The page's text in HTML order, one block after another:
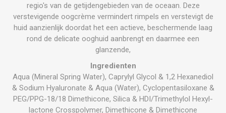
regio's van de getijdengebieden van de oceaan. Deze
verstevigende oogcrème vermindert rimpels en verstevigt de
huid aanzienlijk doordat het een actieve, beschermende laag
rond de delicate ooghuid aanbrengt en daarmee een
glanzende,
Ingredienten
Aqua (Mineral Spring Water), Caprylyl Glycol & 1,2 Hexanediol
& Sodium Hyaluronate & Aqua (Water), Cyclopentasiloxane &
PEG/PPG-18/18 Dimethicone, Silica & HDI/Trimethylol Hexyl-
lactone Crosspolymer, Dimethicone & Dimethicone